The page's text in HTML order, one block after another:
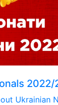
2022/
Ukrainian